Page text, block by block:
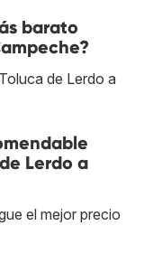
barato
de Lerdo a
Lerdo a
el mejor precio